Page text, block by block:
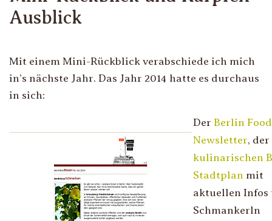
Ausblick
Mit einem Mini-Rückblick verabschiede ich mich
in’s nächste Jahr. Das Jahr 2014 hatte es durchaus
in sich:
Der Berlin
Newsletter,
kulinarischen
Stadtplan mit
aktuellen Infos
Schmankerln